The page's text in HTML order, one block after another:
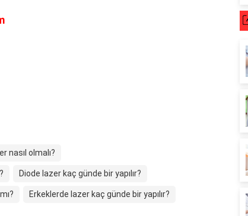
nasıl olmalı?
Diode lazer kaç günde bir yapılır?
Erkeklerde lazer kaç günde bir yapılır?